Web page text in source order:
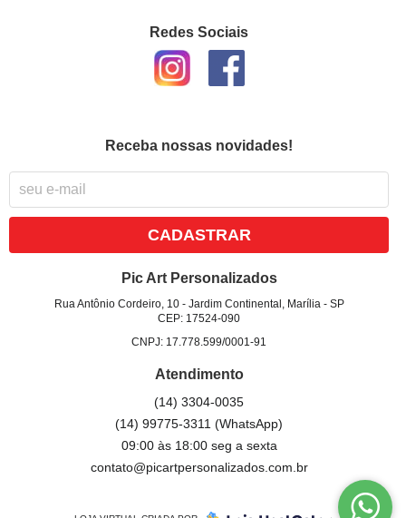
Redes Sociais
Receba nossas novidades!
CADASTRAR
Pic Art Personalizados
Rua Antônio Cordeiro, 10- Jardim Continental, Marília- SP
CEP: 17524-090
CNPJ: 17.778.599/0001-91
Atendimento
(14) 3304-0035
(14) 99775-3311(WhatsApp)
09:00 às 18:00 seg a sexta
contato@picartpersonalizados.com.br